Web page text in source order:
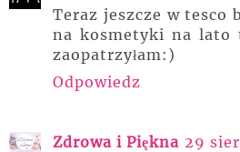
Teraz jeszcze w tesco
na kosmetyki na lato
zaopatrzyłam:)
Odpowiedz
Zdrowa i Piękna 29